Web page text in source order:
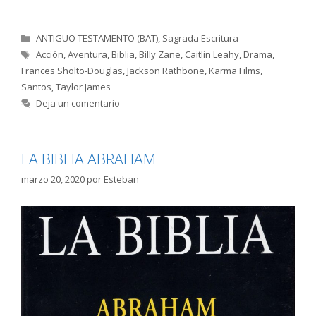
Categorías
ANTIGUO TESTAMENTO (BAT), Sagrada Escritura
Etiquetas
Acción,Aventura,Biblia,Billy Zane, Caitlin Leahy,Drama,
Frances Sholto-Douglas,Jackson Rathbone,Karma Films,
Santos,Taylor James
Deja un comentario
LA BIBLIA ABRAHAM
marzo 20, 2020porEsteban